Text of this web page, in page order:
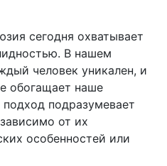
сегодня охватывает
В нашем
человек уникален, и
обогащает наше
подразумевает
от их
особенностей или